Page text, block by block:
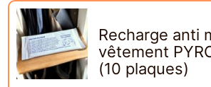
Recharge anti
vêtement
(10 plaques)